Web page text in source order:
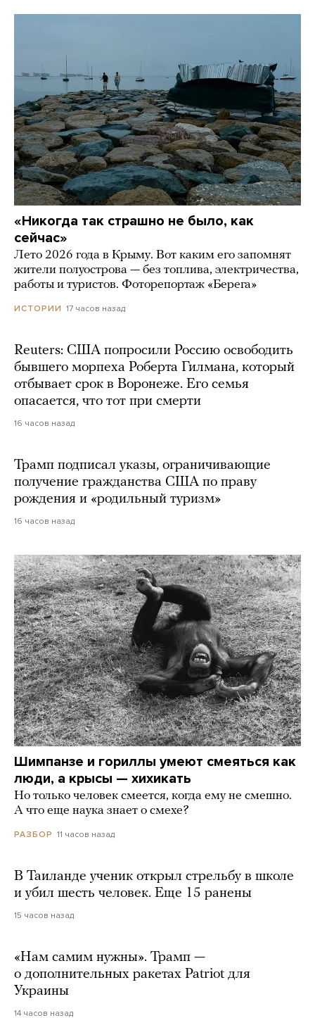
«Никогда так страшно не было, как
сейчас»
Лето 2026 года в Крыму. Вот каким его запомнят
жители полуострова — без топлива, электричества,
работы и туристов. Фоторепортаж «Берега»
ИСТОРИИ 17 часов назад
Reuters: США попросили Россию освободить
бывшего морпеха Роберта Гилмана, который
отбывает срок в Воронеже. Его семья
опасается, что тот при смерти
16 часов назад
Трамп подписал указы, ограничивающие
получение гражданства США по праву
рождения и «родильный туризм»
16 часов назад
Шимпанзе и гориллы умеют смеяться как
люди, а крысы — хихикать
Но только человек смеется, когда ему не смешно.
А что еще наука знает о смехе?
РАЗБОР 11 часов назад
В Таиланде ученик открыл стрельбу в школе
и убил шесть человек. Еще 15 ранены
15 часов назад
«Нам самим нужны». Трамп —
о дополнительных ракетах Patriot для
Украины
14 часов назад